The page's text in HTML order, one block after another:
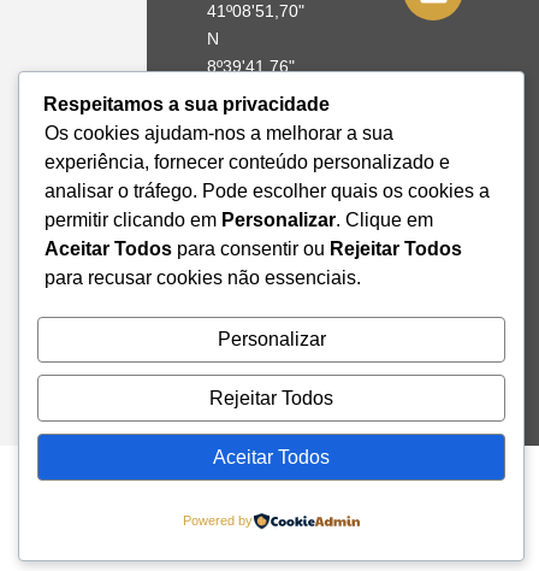
41º08'51,70"
N
8º39'41,76"
geral@institutodemobilidade.org
Subscreva
a
Newsletter
Send
Respeitamos a sua privacidade
Os cookies ajudam-nos a melhorar a sua
experiência, fornecer conteúdo personalizado e
analisar o tráfego. Pode escolher quais os cookies a
permitir clicando em Personalizar. Clique em
Aceitar Todos para consentir ou Rejeitar Todos
para recusar cookies não essenciais.
Personalizar
Rejeitar Todos
Aceitar Todos
Powered by